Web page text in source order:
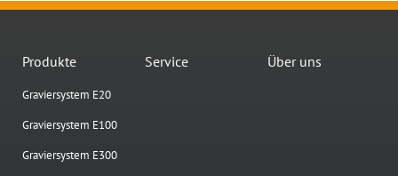
Produkte
Graviersystem E20
Graviersystem E100
Graviersystem E300
Service Über uns